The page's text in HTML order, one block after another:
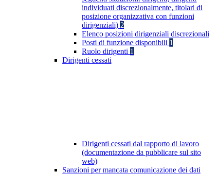
individuati discrezionalmente, titolari di
posizione organizzativa con funzioni
dirigenziali) 2
Elenco posizioni dirigenziali discrezionali
Posti di funzione disponibili 1
Ruolo dirigenti 1
Dirigenti cessati
Dirigenti cessati dal rapporto di lavoro
(documentazione da pubblicare sul sito
web)
Sanzioni per mancata comunicazione dei dati